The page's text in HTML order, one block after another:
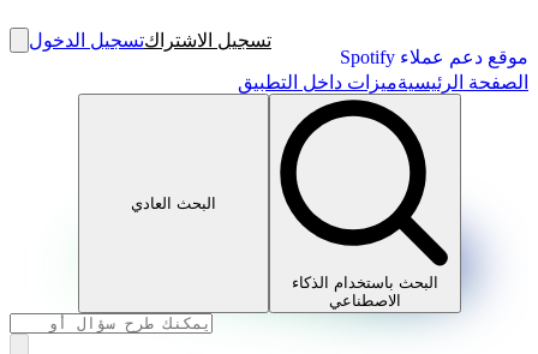
موقع دعم عملاء Spotify
تسجيل الاشتراكتسجيل الدخول
الصفحة الرئيسيةميزات داخل التطبيق
البحث باستخدام الذكاء
الاصطناعي
البحث العادي